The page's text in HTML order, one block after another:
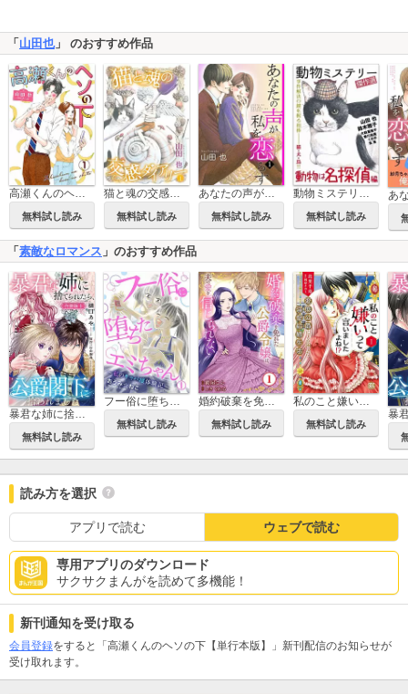
「山田也」 のおすすめ作品
無料試し読み
猫と魂の交感ダイアリー
無料試し読み
あなたの声が私を恋らす
無料試し読み
動物ミステリー傑作選～動物は名探偵編～
無料試し読み
「素敵なロマンス 」のおすすめ作品
暴君な姉に捨てられたら、公爵閣下に拾われました【合冊版】
無料試し読み
フー俗に堕ちたエミちゃん～私のキャバ嬢体験記～
無料試し読み
婚約破棄を免れた公爵令嬢は、夫の愛を信じられない
無料試し読み
私のこと嫌いって言いましたよね！？変態公爵による困った溺愛結婚生活【単行本版】
無料試し読み
読み方を選択
アプリで読む ウェブで読む
専用アプリのダウンロード
サクサクまんがを読めて多機能！
新刊通知を受け取る
会員登録をすると「高瀬くんのヘソの下【単行本版】」新刊配信のお知らせが
受け取れます。